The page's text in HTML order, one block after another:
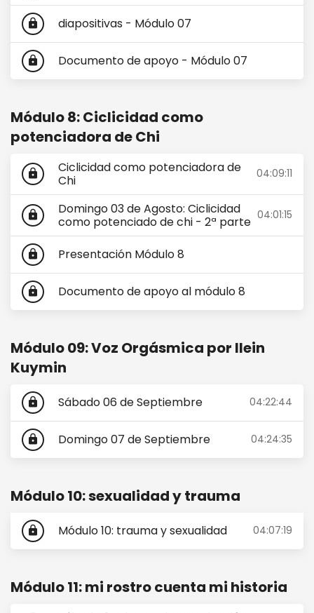
lock diapositivas - Módulo 07
lock Documento de apoyo - Módulo 07
Módulo 8: Ciclicidad como
potenciadora de Chi
lock
Ciclicidad como potenciadora de
Chi
04:09:11
lock
Domingo 03 de Agosto: Ciclicidad
como potenciado de chi - 2ª parte 04:01:15
lock Presentación Módulo 8
lock Documento de apoyo al módulo 8
Módulo 09: Voz Orgásmica por Ilein
Kuymin
lock Sábado 06 de Septiembre 04:22:44
lock Domingo 07 de Septiembre 04:24:35
Módulo 10: sexualidad y trauma
lock Módulo 10: trauma y sexualidad 04:07:19
Módulo 11: mi rostro cuenta mi historia